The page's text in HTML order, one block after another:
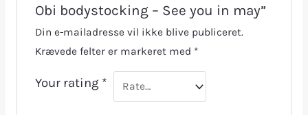
Obi bodystocking – See you in may”
Din e-mailadresse vil ikke blive publiceret.
Krævede felter er markeret med *
Your rating *